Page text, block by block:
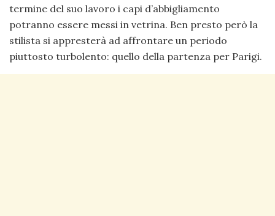
termine del suo lavoro i capi d’abbigliamento
potranno essere messi in vetrina. Ben presto però la
stilista si appresterà ad affrontare un periodo
piuttosto turbolento: quello della partenza per Parigi.